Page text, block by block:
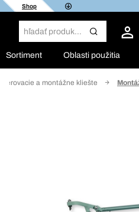
Shop
Sortiment Oblasti použitia
Dierovacie a montážne kliešte